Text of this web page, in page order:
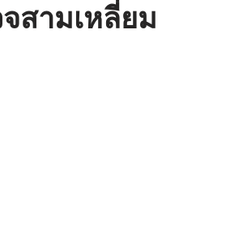
สามเหลี่ยม